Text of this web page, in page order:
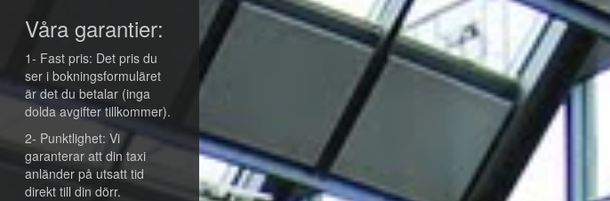
Våra garantier:
1- Fast pris: Det pris du
ser i bokningsformuläret
är det du betalar (inga
dolda avgifter tillkommer).
2- Punktlighet: Vi
garanterar att din taxi
anländer på utsatt tid
direkt till din dörr.